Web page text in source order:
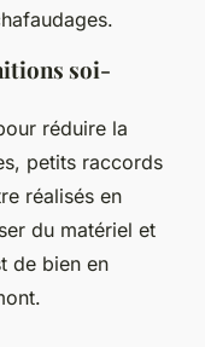
soi-
réduire la
petits raccords
réalisés en
du matériel et
de bien en